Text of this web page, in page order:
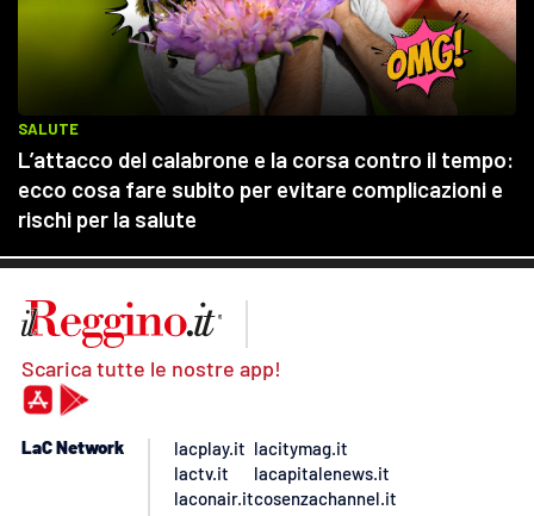
Scarica tutte le nostre app!
LaC Network
lacplay.it
lactv.it
laconair.it
lacitymag.it
lacapitalenews.it
cosenzachannel.it